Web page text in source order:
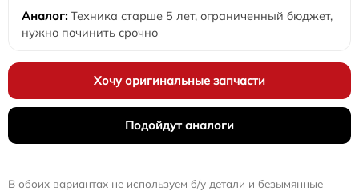
Техника старше 5 лет, ограниченный бюджет,
нужно починить срочно
Хочу оригинальные запчасти
Подойдут аналоги
В обоих вариантах не используем б/у детали и безымянные